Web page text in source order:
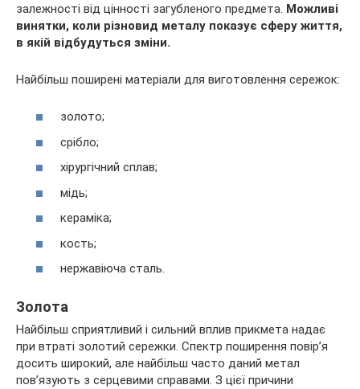
залежності від цінності загубленого предмета. Можливі
винятки, коли різновид металу показує сферу життя,
в якій відбудуться зміни.
Найбільш поширені матеріали для виготовлення сережок:
золото;
срібло;
хірургічний сплав;
мідь;
кераміка;
кость;
нержавіюча сталь.
Золота
Найбільш сприятливий і сильний вплив прикмета надає
при втраті золотий сережки. Спектр поширення повір’я
досить широкий, але найбільш часто даний метал
пов’язують з серцевими справами. З цієї причини